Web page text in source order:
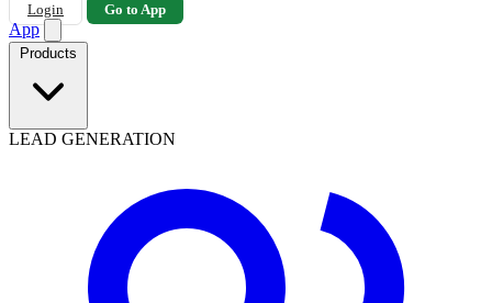
Login Go to App
App
Products
LEAD GENERATION